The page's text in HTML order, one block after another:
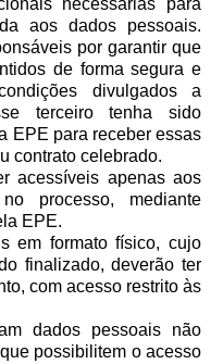
necessárias para
aos dados pessoais.
por garantir que
de forma segura e
divulgados a
terceiro tenha sido
EPE para receber essas
contrato celebrado.
acessíveis apenas aos
processo, mediante
EPE.
em formato físico, cujo
finalizado, deverão ter
com acesso restrito às
dados pessoais não
possibilitem o acesso